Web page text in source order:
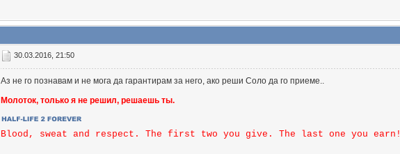
30.03.2016, 21:50
Аз не го познавам и не мога да гарантирам за него, ако реши Соло да го приеме..
Молоток, только я не решил, решаешь ты.
Blood, sweat and respect. The first two you give. The last one you earn!